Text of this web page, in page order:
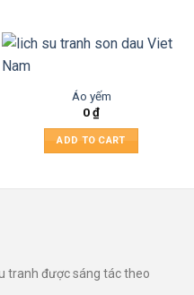
Áo yếm
0₫
ADD TO CART
tranh được sáng tác theo